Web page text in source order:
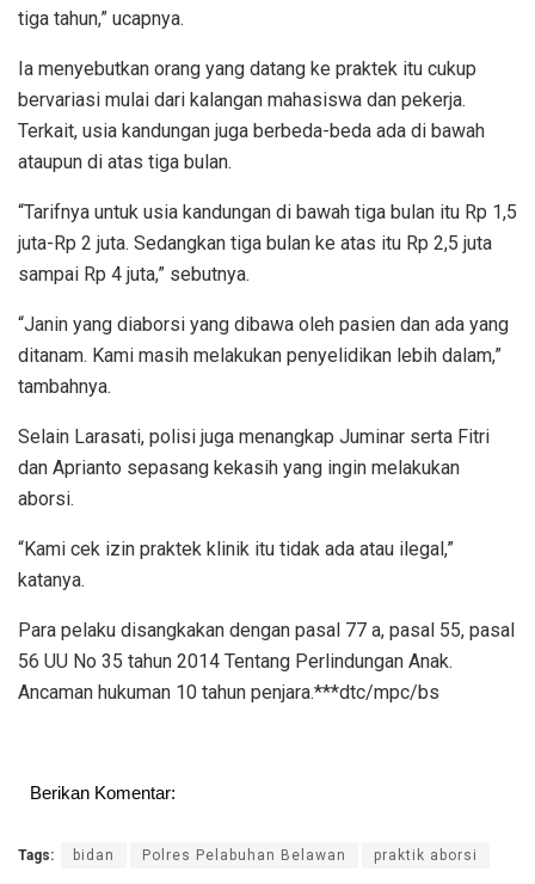
tiga tahun,” ucapnya.
Ia menyebutkan orang yang datang ke praktek itu cukup
bervariasi mulai dari kalangan mahasiswa dan pekerja.
Terkait, usia kandungan juga berbeda-beda ada di bawah
ataupun di atas tiga bulan.
“Tarifnya untuk usia kandungan di bawah tiga bulan itu Rp 1,5
juta-Rp 2 juta. Sedangkan tiga bulan ke atas itu Rp 2,5 juta
sampai Rp 4 juta,” sebutnya.
“Janin yang diaborsi yang dibawa oleh pasien dan ada yang
ditanam. Kami masih melakukan penyelidikan lebih dalam,”
tambahnya.
Selain Larasati, polisi juga menangkap Juminar serta Fitri
dan Aprianto sepasang kekasih yang ingin melakukan
aborsi.
“Kami cek izin praktek klinik itu tidak ada atau ilegal,”
katanya.
Para pelaku disangkakan dengan pasal 77 a, pasal 55, pasal
56 UU No 35 tahun 2014 Tentang Perlindungan Anak.
Ancaman hukuman 10 tahun penjara.***dtc/mpc/bs
Berikan Komentar:
Tags: bidan Polres Pelabuhan Belawan praktik aborsi